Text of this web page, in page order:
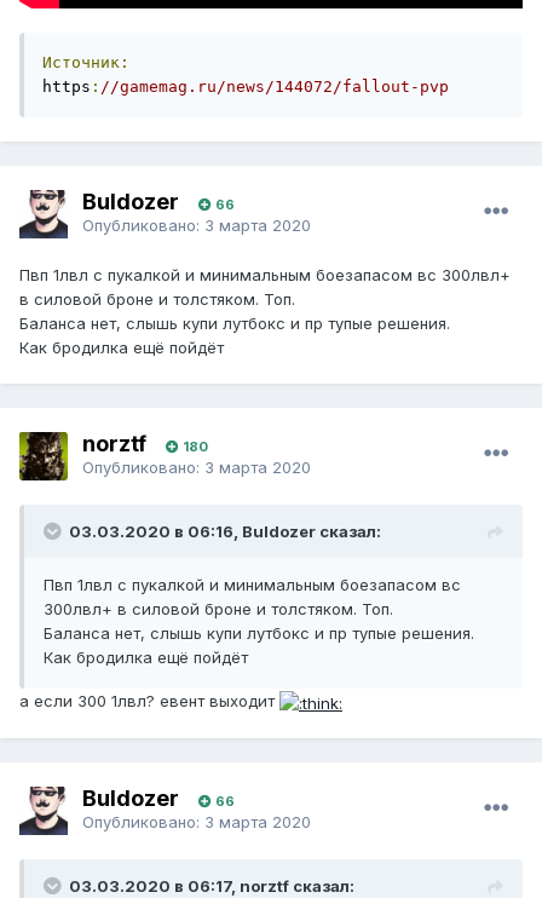
Источник:
https : //gamemag.ru/news/144072/fallout-pvp
Buldozer 66
Опубликовано: 3 марта 2020
Пвп 1лвл с пукалкой и минимальным боезапасом вс 300лвл+
в силовой броне и толстяком. Топ.
Баланса нет, слышь купи лутбокс и пр тупые решения.
Как бродилка ещё пойдёт
norztf 180
Опубликовано: 3 марта 2020
03.03.2020 в 06:16, Buldozer сказал:
Пвп 1лвл с пукалкой и минимальным боезапасом вс
300лвл+ в силовой броне и толстяком. Топ.
Баланса нет, слышь купи лутбокс и пр тупые решения.
Как бродилка ещё пойдёт
а если 300 1лвл? евент выходит
Buldozer 66
Опубликовано: 3 марта 2020
03.03.2020 в 06:17, norztf сказал: